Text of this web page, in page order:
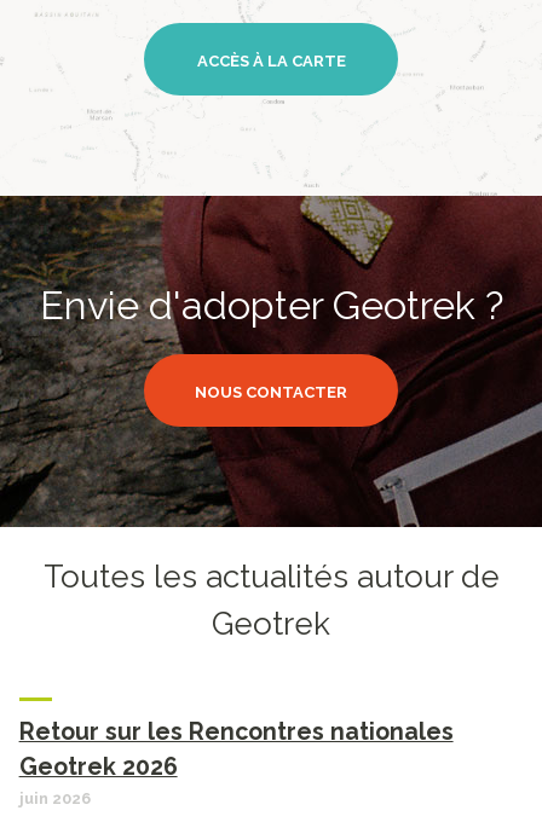
ACCÈS À LA CARTE
Envie d'adopter Geotrek ?
NOUS CONTACTER
Toutes les actualités autour de
Geotrek
Retour sur les Rencontres nationales
Geotrek 2026
juin 2026